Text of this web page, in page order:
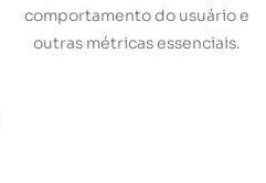
comportamento do usuário e
outras métricas essenciais.